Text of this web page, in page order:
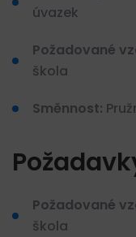
úvazek
Požadované
škola
Směnnost:
Požadované
škola